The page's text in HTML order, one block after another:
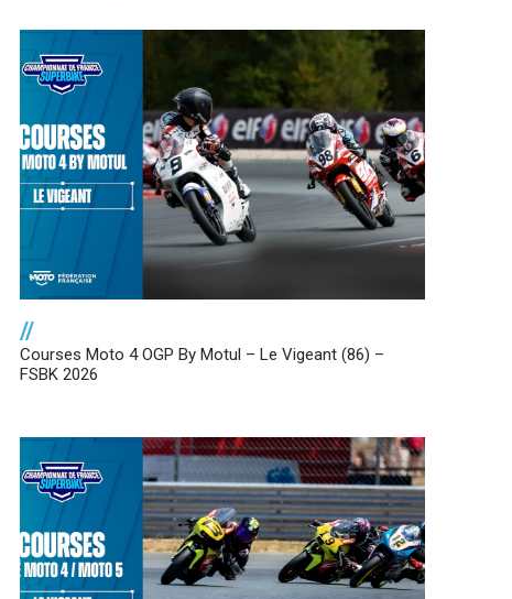
//
Courses Moto 4 OGP By Motul – Le Vigeant (86) –
FSBK 2026